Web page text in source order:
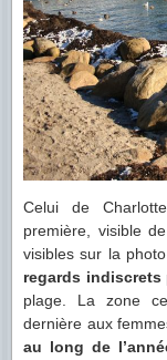
Celui de
première, visible
visibles sur la
regards indiscrets
plage. La zone
dernière aux
au long de